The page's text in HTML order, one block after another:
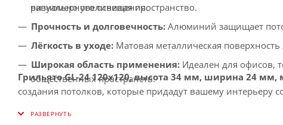
равномерного освещения.
визуально увеличивая пространство.
Прочность и долговечность: Алюминий защищает
Лёгкость в уходе: Матовая металлическая
Широкая область применения: Идеален для офисов,
общественных пространств.
Грильято GL-24 120x120, высота 34 мм, ширина 24
создания потолков, которые придадут вашему интерьеру